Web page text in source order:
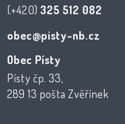
(+420) 325 512 082
obec@pisty-nb.cz
Obec Písty
Písty čp. 33,
289 13 pošta Zvěřínek